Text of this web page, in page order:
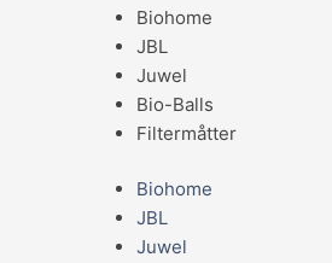
Biohome
JBL
Juwel
Bio-Balls
Filtermåtter
Biohome
JBL
Juwel